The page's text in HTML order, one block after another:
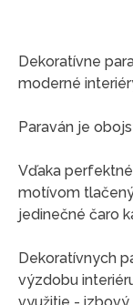
Dekoratívne
moderné
Paraván je
Vďaka
motívom
jedinečné čaro
Dekoratívnych
výzdobu